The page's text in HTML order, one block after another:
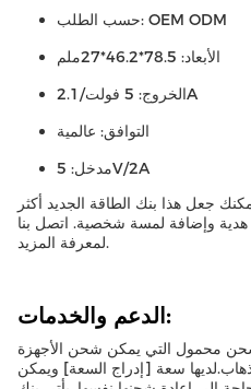
حسب الطلب: OEM ODM
الأبعاد: 78.5*46.2*27ملم
الخروج: 5 فولت/2.1A
التوافق: عالمية
مدخل: 5V/2A
جعل هذا بنك الطاقة الجديد أكثر
وإضافة لمسة شخصية. اتصل بنا
لمعرفة المزيد.
الدعم والخدمات:
محمول التي يمكن شحن الأجهزة
سعة [إدراج السعة] ويمكن